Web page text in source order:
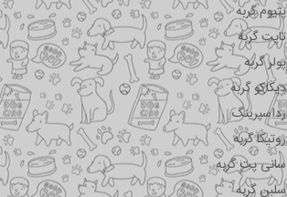
پتیوم گربه
تاپت گربه
پولر گربه
دیکاکو گربه
رداسپرینگ
روتیکا گربه
سانی پت گربه
سلبن گربه